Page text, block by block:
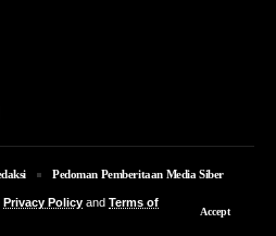
Privacy Policy and Terms of
Accept
DAMAR BANTEN Jalan Jakarta KM 5,
Pedoman Pemberitaan Media Siber